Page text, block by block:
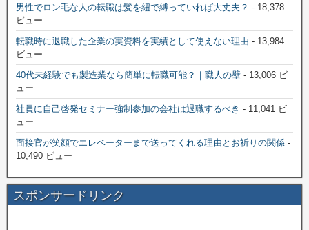
男性でロン毛な人の転職は髪を紐で縛っていれば大丈夫？ - 18,378
ビュー
転職時に退職した企業の実資料を実績として使えない理由 - 13,984
ビュー
40代未経験でも製造業なら簡単に転職可能？｜職人の壁 - 13,006 ビ
ュー
社員に自己啓発セミナー強制参加の会社は退職するべき - 11,041 ビ
ュー
面接官が笑顔でエレベーターまで送ってくれる理由とお祈りの関係 -
10,490 ビュー
スポンサードリンク